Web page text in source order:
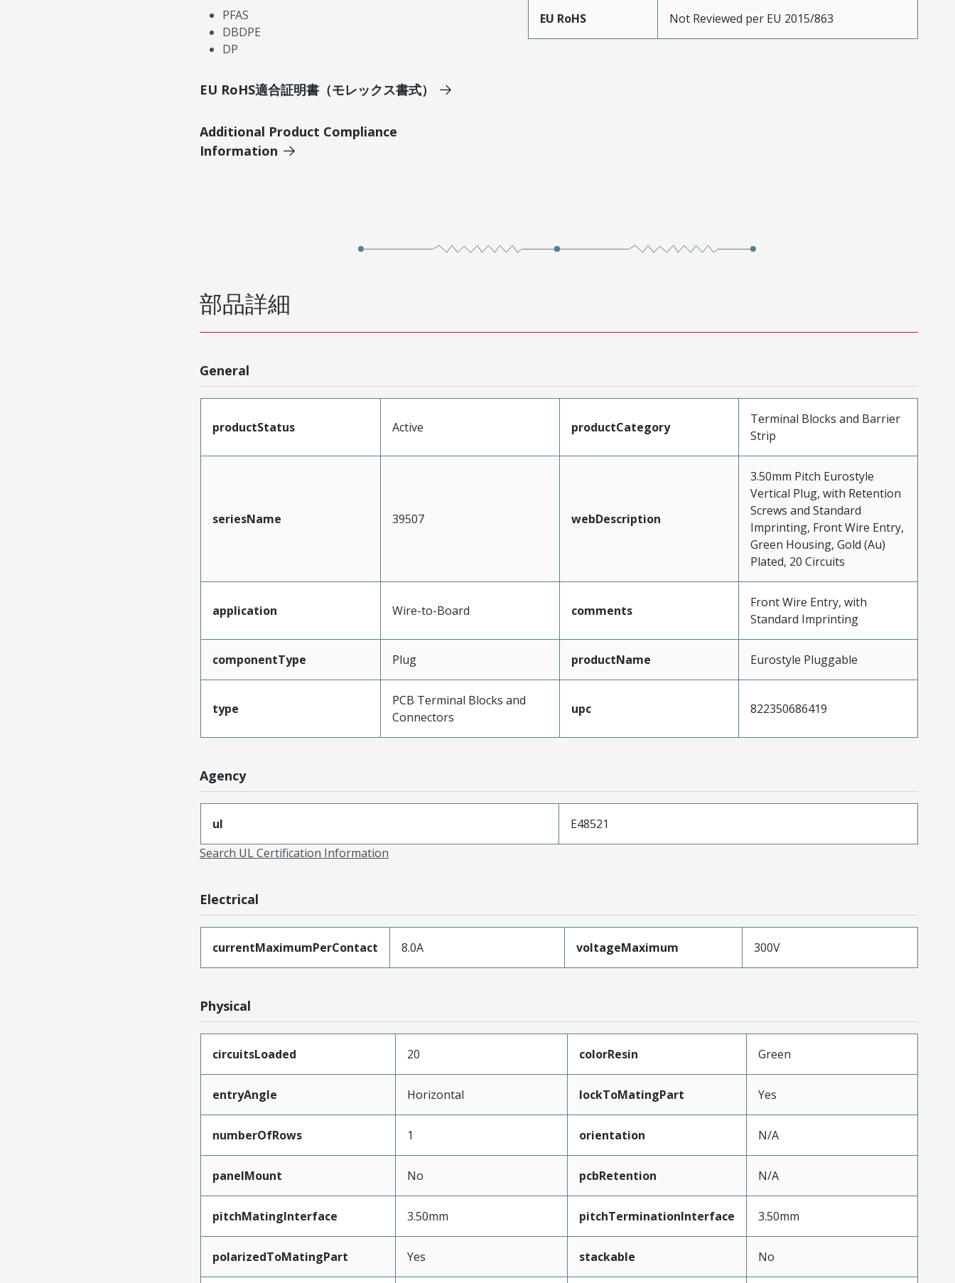
PFAS
DBDPE
DP
EU RoHS適合証明書（モレックス書式）
Additional Product Compliance
Information
EU RoHS Not Reviewed per EU 2015/863
部品詳細
General
productStatus Active productCategory
Terminal Blocks and Barrier
Strip
seriesName 39507 webDescription
3.50mm Pitch Eurostyle
Vertical Plug, with Retention
Screws and Standard
Imprinting, Front Wire Entry,
Green Housing, Gold (Au)
Plated, 20 Circuits
application Wire-to-Board comments
Front Wire Entry, with
Standard Imprinting
componentType Plug productName Eurostyle Pluggable
type
PCB Terminal Blocks and
Connectors
upc 822350686419
Agency
ul
E48521
Search UL Certification Information
Electrical
currentMaximumPerContact 8.0A voltageMaximum 300V
Physical
circuitsLoaded 20 colorResin Green
entryAngle Horizontal lockToMatingPart Yes
numberOfRows 1 orientation N/A
panelMount No pcbRetention N/A
pitchMatingInterface 3.50mm pitchTerminationInterface 3.50mm
polarizedToMatingPart Yes stackable No